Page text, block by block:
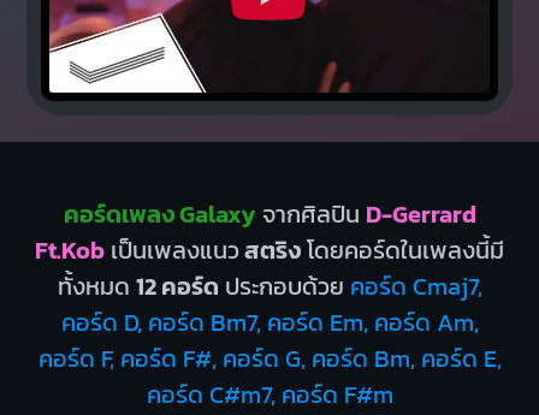
คอร์ดเพลง Galaxy จากศิลปิน D-Gerrard
Ft.Kob เป็นเพลงแนวสตริงโดยคอร์ดในเพลงนี้มี
ทั้งหมด 12 คอร์ด ประกอบด้วย คอร์ด Cmaj7,
คอร์ด D, คอร์ด Bm7, คอร์ด Em, คอร์ด Am,
คอร์ด F, คอร์ด F#, คอร์ด G, คอร์ด Bm, คอร์ด E,
คอร์ด C#m7, คอร์ด F#m